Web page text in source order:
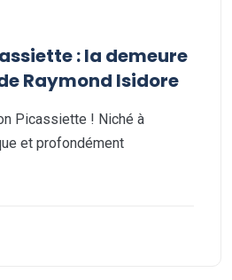
: la demeure
Raymond Isidore
Picassiette ! Niché à
et profondément